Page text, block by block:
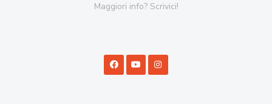
Maggiori info? Scrivici!